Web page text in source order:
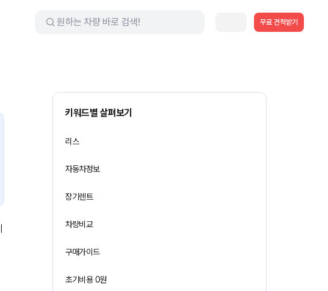
무료 견적받기
키워드별 살펴보기
리스
자동차정보
장기렌트
차량비교
구매가이드
초기비용 0원